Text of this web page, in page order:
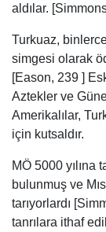
aldılar.
Turkuaz,
simgesi olarak
[Eason, 239 ]
Aztekler ve
Amerikalılar,
için kutsaldır.
MÖ 5000 yılına
bulunmuş ve
tarıyorlardı
tanrılara ithaf